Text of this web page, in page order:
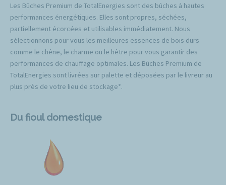
Les Bûches Premium de TotalEnergies sont des bûches à hautes
performances énergétiques. Elles sont propres, séchées,
partiellement écorcées et utilisables immédiatement. Nous
sélectionnons pour vous les meilleures essences de bois durs
comme le chêne, le charme ou le hêtre pour vous garantir des
performances de chauffage optimales. Les Bûches Premium de
TotalEnergies sont livrées sur palette et déposées par le livreur au
plus près de votre lieu de stockage*.
Du fioul domestique